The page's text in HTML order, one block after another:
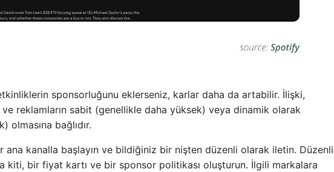
sponsorluğunu eklerseniz, karlar daha da artabilir. İlişki,
reklamların sabit (genellikle daha yüksek) veya dinamik olarak
olmasına bağlıdır.
ana kanalla başlayın ve bildiğiniz bir nişten düzenli olarak iletin. Düzenli
kiti, bir fiyat kartı ve bir sponsor politikası oluşturun. İlgili markalara